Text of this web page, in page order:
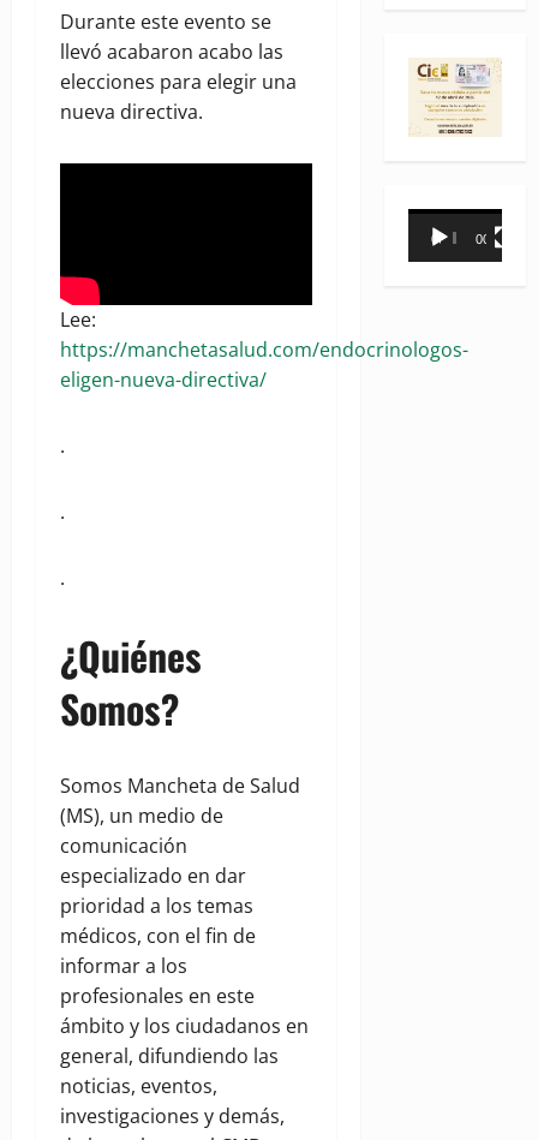
Durante este evento se
llevó acabaron acabo las
elecciones para elegir una
nueva directiva.
Lee:
https://manchetasalud.com/endocrinologos-
eligen-nueva-directiva/
.
.
.
¿Quiénes
Somos?
Somos Mancheta de Salud
(MS), un medio de
comunicación
especializado en dar
prioridad a los temas
médicos, con el fin de
informar a los
profesionales en este
ámbito y los ciudadanos en
general, difundiendo las
noticias, eventos,
investigaciones y demás,
Reproductor
00:00 00:31